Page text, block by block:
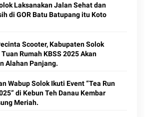
Laksanakan Jalan Sehat dan
di GOR Batu Batupang itu Koto
Scooter, Kabupaten Solok
Rumah KBSS 2025 Akan
Alahan Panjang.
Solok Ikuti Event “Tea Run
di Kebun Teh Danau Kembar
Meriah.